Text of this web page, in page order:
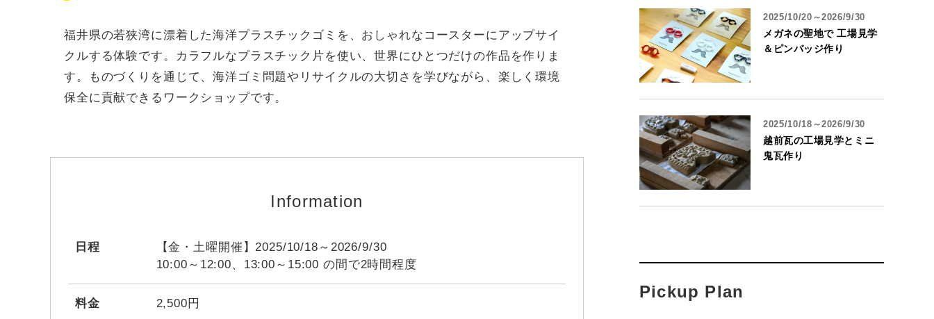
福井県の若狭湾に漂着した海洋プラスチックゴミを、おしゃれなコースターにアップサイ
クルする体験です。カラフルなプラスチック片を使い、世界にひとつだけの作品を作りま
す。ものづくりを通じて、海洋ゴミ問題やリサイクルの大切さを学びながら、楽しく環境
保全に貢献できるワークショップです。
Information
日程
【金・土曜開催】2025/10/18～2026/9/30
10:00～12:00、13:00～15:00 の間で2時間程度
料金 2,500円
2025/10/20～2026/9/30
メガネの聖地で 工場見学
＆ピンバッジ作り
2025/10/18～2026/9/30
越前瓦の工場見学とミニ
鬼瓦作り
Pickup Plan